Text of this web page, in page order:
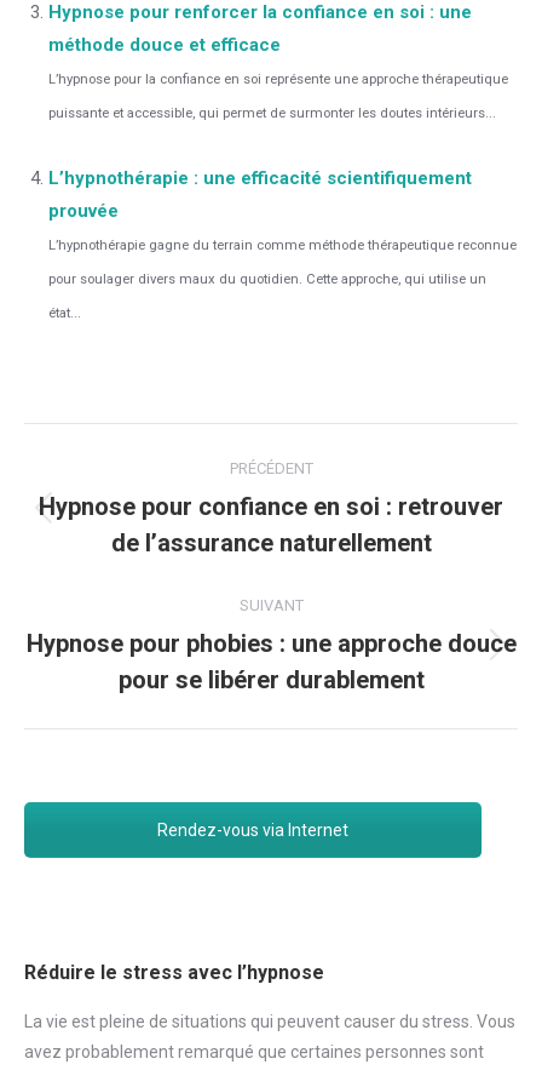
Hypnose pour renforcer la confiance en soi : une
méthode douce et efficace
L’hypnose pour la confiance en soi représente une approche thérapeutique
puissante et accessible, qui permet de surmonter les doutes intérieurs...
L’hypnothérapie : une efficacité scientifiquement
prouvée
L’hypnothérapie gagne du terrain comme méthode thérapeutique reconnue
pour soulager divers maux du quotidien. Cette approche, qui utilise un
état...
article
PRÉCÉDENT
Article
précédent
Hypnose pour confiance en soi : retrouver
de l’assurance naturellement
SUIVANT
Article
suivant
:
Hypnose pour phobies : une approche douce
pour se libérer durablement
Rendez-vous via Internet
Réduire le stress avec l’hypnose
La vie est pleine de situations qui peuvent causer du stress . Vous
avez probablement remarqué que certaines personnes sont